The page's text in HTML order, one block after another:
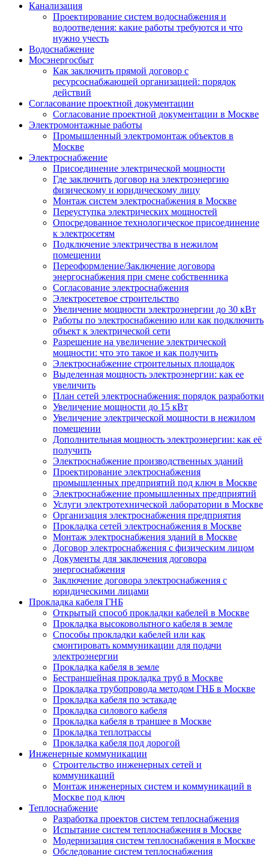
Канализация
Проектирование систем водоснабжения и
водоотведения: какие работы требуются и что
нужно учесть
Водоснабжение
Мосэнергосбыт
Как заключить прямой договор с
ресурсоснабжающей организацией: порядок
действий
Согласование проектной документации
Согласование проектной документации в Москве
Электромонтажные работы
Промышленный электромонтаж объектов в
Москве
Электроснабжение
Присоединение электрической мощности
Где заключить договор на электроэнергию
физическому и юридическому лицу
Монтаж систем электроснабжения в Москве
Переуступка электрических мощностей
Опосредованное технологическое присоединение
к электросетям
Подключение электричества в нежилом
помещении
Переоформление/Заключение договора
энергоснабжения при смене собственника
Согласование электроснабжения
Электросетевое строительство
Увеличение мощности электроэнергии до 30 кВт
Работы по электроснабжению или как подключить
объект к электрической сети
Разрешение на увеличение электрической
мощности: что это такое и как получить
Электроснабжение строительных площадок
Выделенная мощность электроэнергии: как ее
увеличить
План сетей электроснабжения: порядок разработки
Увеличение мощности до 15 кВт
Увеличение электрической мощности в нежилом
помещении
Дополнительная мощность электроэнергии: как её
получить
Электроснабжение производственных зданий
Проектирование электроснабжения
промышленных предприятий под ключ в Москве
Электроснабжение промышленных предприятий
Услуги электротехнической лаборатории в Москве
Организация электроснабжения предприятия
Прокладка сетей электроснабжения в Москве
Монтаж электроснабжения зданий в Москве
Договор электроснабжения с физическим лицом
Документы для заключения договора
энергоснабжения
Заключение договора электроснабжения с
юридическими лицами
Прокладка кабеля ГНБ
Открытый способ прокладки кабелей в Москве
Прокладка высоковольтного кабеля в земле
Способы прокладки кабелей или как
смонтировать коммуникации для подачи
электроэнергии
Прокладка кабеля в земле
Бестраншейная прокладка труб в Москве
Прокладка трубопровода методом ГНБ в Москве
Прокладка кабеля по эстакаде
Прокладка силового кабеля
Прокладка кабеля в траншее в Москве
Прокладка теплотрассы
Прокладка кабеля под дорогой
Инженерные коммуникации
Строительство инженерных сетей и
коммуникаций
Монтаж инженерных систем и коммуникаций в
Москве под ключ
Теплоснабжение
Разработка проектов систем теплоснабжения
Испытание систем теплоснабжения в Москве
Модернизация систем теплоснабжения в Москве
Обследование систем теплоснабжения